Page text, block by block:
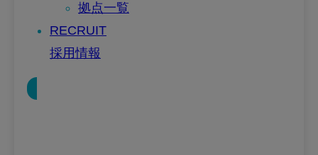
拠点一覧
RECRUIT
採用情報